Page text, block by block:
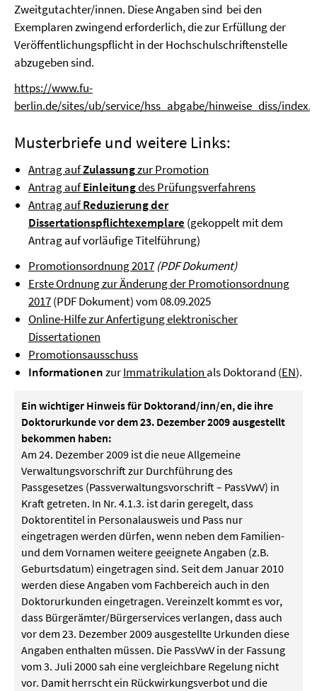
Zweitgutachter/innen. Diese Angaben sind bei den
Exemplaren zwingend erforderlich, die zur Erfüllung der
Veröffentlichungspflicht in der Hochschulschriftenstelle
abzugeben sind.
https://www.fu-
berlin.de/sites/ub/service/hss_abgabe/hinweise_diss/
Musterbriefe und weitere Links:
Antrag aufZulassungzur Promotion
Antrag aufEinleitungdes Prüfungsverfahrens
Antrag aufReduzierung der
Dissertationspflichtexemplare (gekoppelt mit dem
Antrag auf vorläufige Titelführung)
Promotionsordnung 2017 (PDF Dokument)
Erste Ordnung zur Änderung der Promotionsordnung
2017(PDF Dokument) vom 08.09.2025
Online-Hilfe zur Anfertigung elektronischer
Dissertationen
Promotionsausschuss
InformationenzurImmatrikulation als Doktorand (EN).
Ein wichtiger Hinweis für Doktorand/inn/en, die ihre
Doktorurkunde vor dem 23. Dezember 2009 ausgestellt
bekommen haben:
Am 24. Dezember 2009 ist die neue Allgemeine
Verwaltungsvorschrift zur Durchführung des
Passgesetzes (Passverwaltungsvorschrift – PassVwV) in
Kraft getreten. In Nr. 4.1.3. ist darin geregelt, dass
Doktorentitel in Personalausweis und Pass nur
eingetragen werden dürfen, wenn neben dem Familien-
und dem Vornamen weitere geeignete Angaben (z.B.
Geburtsdatum) eingetragen sind. Seit dem Januar 2010
werden diese Angaben vom Fachbereich auch in den
Doktorurkunden eingetragen. Vereinzelt kommt es vor,
dass Bürgerämter/Bürgerservices verlangen, dass auch
vor dem 23. Dezember 2009 ausgestellte Urkunden diese
Angaben enthalten müssen. Die PassVwV in der Fassung
vom 3. Juli 2000 sah eine vergleichbare Regelung nicht
vor. Damit herrscht ein Rückwirkungsverbot und die